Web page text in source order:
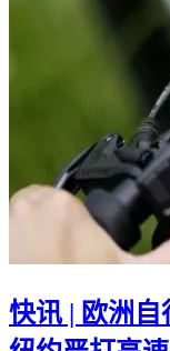
快讯 | 欧洲自